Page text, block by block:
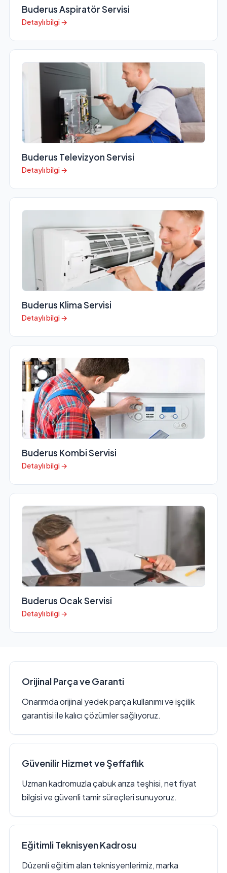
Buderus Aspiratör Servisi
Detaylı bilgi →
Buderus Televizyon Servisi
Detaylı bilgi →
Buderus Klima Servisi
Detaylı bilgi →
Buderus Kombi Servisi
Detaylı bilgi →
Buderus Ocak Servisi
Detaylı bilgi →
Orijinal Parça ve Garanti
Onarımda orijinal yedek parça kullanımı ve işçilik
garantisi ile kalıcı çözümler sağlıyoruz.
Güvenilir Hizmet ve Şeffaflık
Uzman kadromuzla çabuk arıza teşhisi, net fiyat
bilgisi ve güvenli tamir süreçleri sunuyoruz.
Eğitimli Teknisyen Kadrosu
Düzenli eğitim alan teknisyenlerimiz, marka